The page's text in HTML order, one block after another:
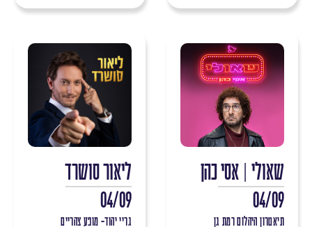
שאולי | אסי כהן
04/09
תיאטרון היהלום רמת גן
ליאור סושרד
04/09
גריי יהוד- מופע צהריים